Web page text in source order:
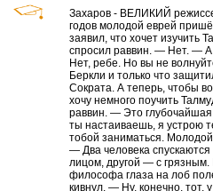
Захаров - ВЕЛИКИЙ
годов молодой еврей
заявил, что хочет
спросил раввин. — Нет. —
Нет, ребе. Но вы не
Беркли и только что
Сократа. А теперь, чтобы
хочу немного поучить
раввин. — Это
ты настаиваешь, я устрою
тобой заниматься.
— Два человека
лицом, другой — с грязным.
философа глаза на лоб
кивнул. — Ну, конечно, тот,